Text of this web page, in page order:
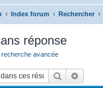
Index forum Rechercher
réponse
recherche avancée
Rechercher